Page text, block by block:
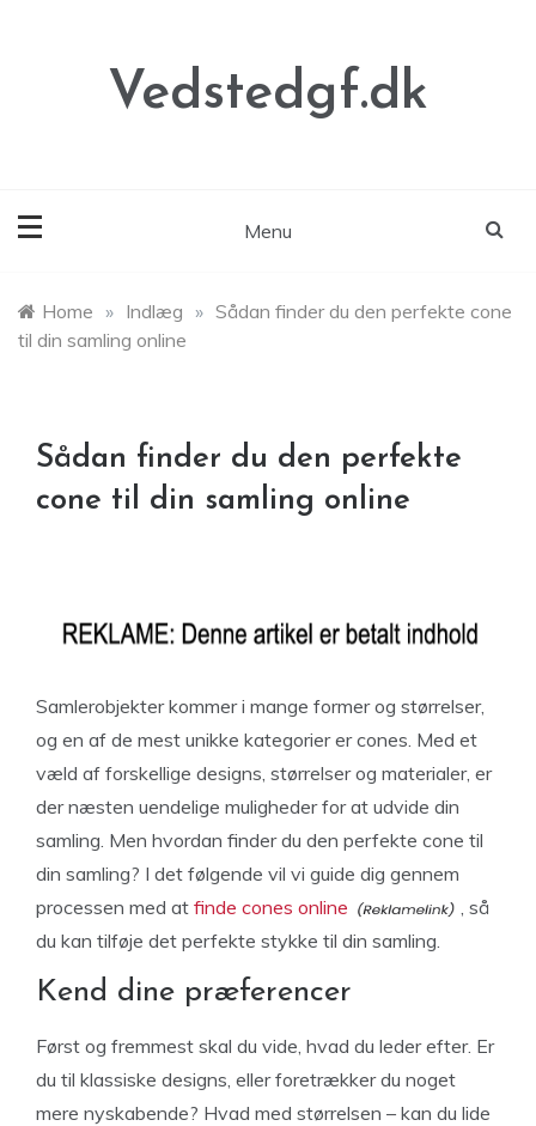
Vedstedgf.dk
Menu
Home » Indlæg » Sådan finder du den perfekte cone
til din samling online
Sådan finder du den perfekte
cone til din samling online
Samlerobjekter kommer i mange former og størrelser,
og en af de mest unikke kategorier er cones. Med et
væld af forskellige designs, størrelser og materialer, er
der næsten uendelige muligheder for at udvide din
samling. Men hvordan finder du den perfekte cone til
din samling? I det følgende vil vi guide dig gennem
processen med at finde cones online
, så
du kan tilføje det perfekte stykke til din samling.
Kend dine præferencer
Først og fremmest skal du vide, hvad du leder efter. Er
du til klassiske designs, eller foretrækker du noget
mere nyskabende? Hvad med størrelsen – kan du lide